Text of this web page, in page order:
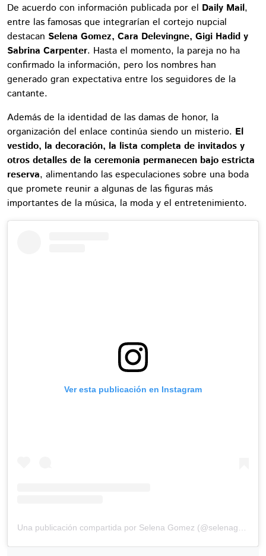
De acuerdo con información publicada por el Daily Mail,
entre las famosas que integrarían el cortejo nupcial
destacan Selena Gomez, Cara Delevingne, Gigi Hadid y
Sabrina Carpenter. Hasta el momento, la pareja no ha
confirmado la información, pero los nombres han
generado gran expectativa entre los seguidores de la
cantante.
Además de la identidad de las damas de honor, la
organización del enlace continúa siendo un misterio. El
vestido, la decoración, la lista completa de invitados y
otros detalles de la ceremonia permanecen bajo estricta
reserva, alimentando las especulaciones sobre una boda
que promete reunir a algunas de las figuras más
importantes de la música, la moda y el entretenimiento.
Ver esta publicación en Instagram